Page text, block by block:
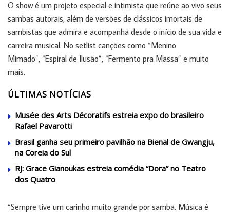
O show é um projeto especial e intimista que reúne ao vivo seus
sambas autorais, além de versões de clássicos imortais de
sambistas que admira e acompanha desde o início de sua vida e
carreira musical. No setlist canções como “Menino
Mimado”, “Espiral de Ilusão”, “Fermento pra Massa” e muito
mais.
ÚLTIMAS NOTÍCIAS
Musée des Arts Décoratifs estreia expo do brasileiro
Rafael Pavarotti
Brasil ganha seu primeiro pavilhão na Bienal de Gwangju,
na Coreia do Sul
RJ: Grace Gianoukas estreia comédia “Dora” no Teatro
dos Quatro
“Sempre tive um carinho muito grande por samba. Música é